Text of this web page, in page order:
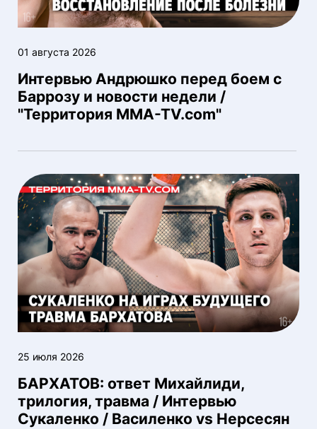
01 августа 2026
Интервью Андрюшко перед боем с
Баррозу и новости недели /
"Территория MMA-TV.com"
25 июля 2026
БАРХАТОВ: ответ Михайлиди,
трилогия, травма / Интервью
Сукаленко / Василенко vs Нерсесян